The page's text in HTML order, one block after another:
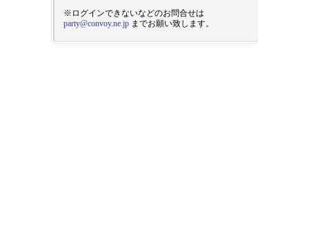
※ログインできないなどのお問合せは
party@convoy.ne.jp までお願い致します。